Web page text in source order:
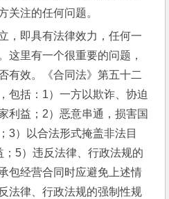
关注的任何问题。
，即具有法律效力，任何一
这里有一个很重要的问题，
有效。《合同法》第五十二
包括：1）一方以欺诈、协迫
利益；2）恶意串通，损害国
3）以合法形式掩盖非法目
5）违反法律、行政法规的
包经营合同时应避免上述情
法律、行政法规的强制性规